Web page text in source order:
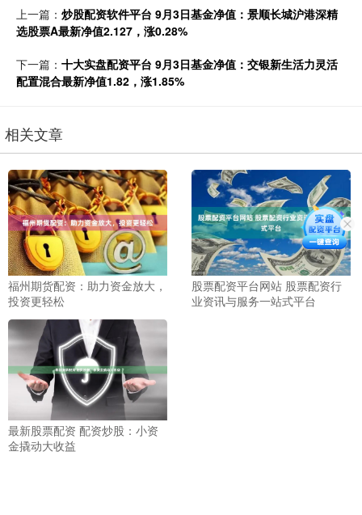
上一篇： 炒股配资软件平台 9月3日基金净值：景顺长城沪港深精
选股票A最新净值2.127，涨0.28%
下一篇： 十大实盘配资平台 9月3日基金净值：交银新生活力灵活
配置混合最新净值1.82，涨1.85%
相关文章
福州期货配资：助力资金放大，
投资更轻松
股票配资平台网站 股票配资行
业资讯与服务一站式平台
最新股票配资 配资炒股：小资
金撬动大收益